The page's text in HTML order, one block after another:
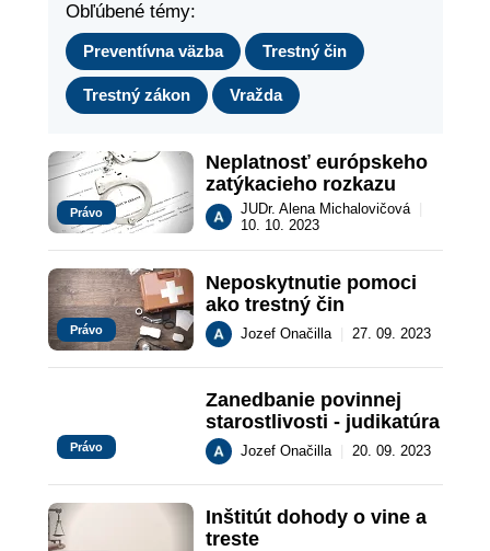
Obľúbené témy:
Preventívna väzba Trestný čin
Trestný zákon Vražda
Právo
Neplatnosť európskeho
zatýkacieho rozkazu
JUDr. Alena Michalovičová
10. 10. 2023
Právo
Neposkytnutie pomoci
ako trestný čin
Jozef Onačilla 27. 09. 2023
Právo
Zanedbanie povinnej
starostlivosti - judikatúra
Jozef Onačilla 20. 09. 2023
Inštitút dohody o vine a
treste